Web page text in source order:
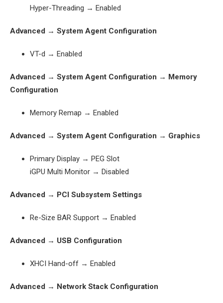
Hyper-Threading → Enabled
Advanced → System Agent Configuration
VT-d → Enabled
Advanced → System Agent Configuration → Memory
Configuration
Memory Remap → Enabled
Advanced → System Agent Configuration → Graphics
Primary Display → PEG Slot
iGPU Multi Monitor → Disabled
Advanced → PCI Subsystem Settings
Re-Size BAR Support → Enabled
Advanced → USB Configuration
XHCI Hand-off → Enabled
Advanced → Network Stack Configuration